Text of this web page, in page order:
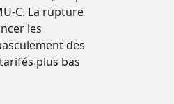
C. La rupture
les
des
plus bas